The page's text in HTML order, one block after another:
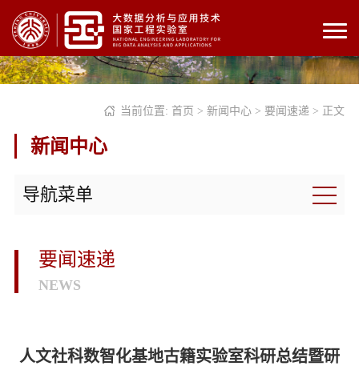
当前位置: 首页 > 新闻中心 > 要闻速递 > 正文
新闻中心
导航菜单
要闻速递
NEWS
人文社科数智化基地古籍实验室科研总结暨研